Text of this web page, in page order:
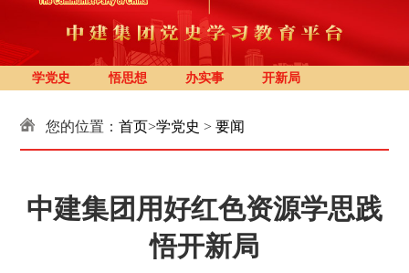
学党史 悟思想 办实事 开新局
您的位置：首页>学党史 >要闻
中建集团用好红色资源学思践
悟开新局